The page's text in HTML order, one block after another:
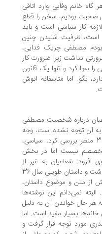
وفایی وارد اتاقی
سخن را قطع
سیاسی است و باید
15، 16 ساله است، ظرفیت شنیدن چنین
چریک فدایی،
زیرا ضرورت کار
و تنها یک قانون
اما متاسفانه انوش
شخصیت مصطفی
نشده است، وجه
وی را می‌توان از 3 منظر بررسی کرد، سیاسی،
نیست اما در بخش
به غیر از
تالیفات سیاسی دستی در شعر و قصه داشت و داستان طویلی سال 36
و موضوع داستان،
این نوشته‌ها
خواندن آن به دلیل
بسیار مفید است. اما
توجه قرار گرفت و